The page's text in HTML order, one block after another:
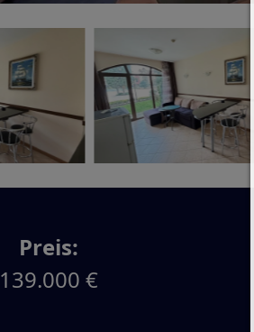
Preis:
139.000 €